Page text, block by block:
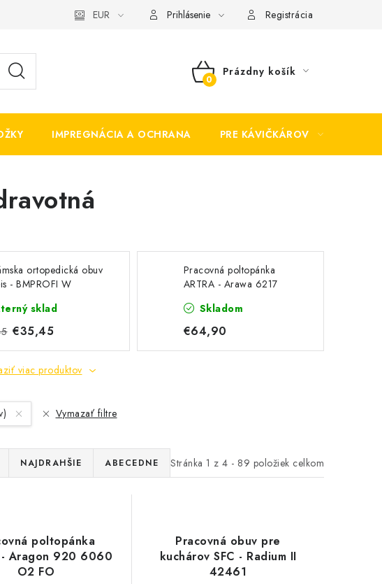
EUR Prihlásenie Registrácia
NÁKUPNÝ
Prázdny košík
IMPREGNÁCIA A OCHRANA PRE KÁVIČKÁROV
ortopedická obuv
- BMPROFI W
sklad
€35,45
Pracovná poltopánka
ARTRA - Arawa 6217
Skladom
€64,90
viac produktov
Vymazať filtre
Stránka 1 z 4 - 89 položiek celkom
NAJDRAHŠIE ABECEDNE
poltopánka
- Aragon 920 6060
O2 FO
Pracovná obuv pre
kuchárov SFC - Radium II
42461